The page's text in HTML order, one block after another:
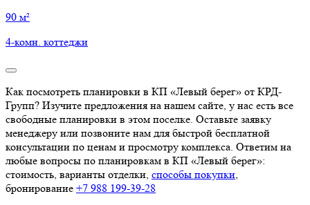
90 м²
4-комн. коттеджи
Как посмотреть планировки в КП «Левый берег» от КРД-
Групп? Изучите предложения на нашем сайте, у нас есть все
свободные планировки в этом поселке. Оставьте заявку
менеджеру или позвоните нам для быстрой бесплатной
консультации по ценам и просмотру комплекса. Ответим на
любые вопросы по планировкам в КП «Левый берег»:
стоимость, варианты отделки, способы покупки,
бронирование +7 988 199‑39‑28